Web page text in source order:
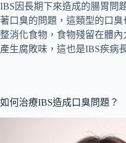
IBS因長期下來造成的腸胃問
著口臭的問題，這類型的口
整消化食物，食物殘留在體
產生腐敗味，這也是IBS疾病
如何治療IBS造成口臭問題？